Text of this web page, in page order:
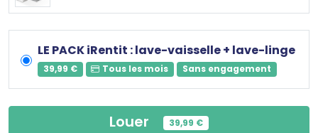
LE PACK iRentit : lave-vaisselle + lave-linge
39,99 € Tous les mois Sans engagement
Louer 39,99 €